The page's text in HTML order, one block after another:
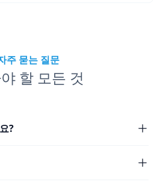
주 묻는 질문
할 모든 것
?